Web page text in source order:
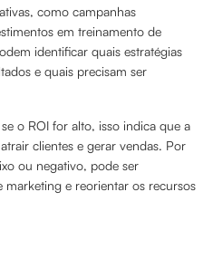
como campanhas
em treinamento de
identificar quais estratégias
e quais precisam ser
o ROI for alto, isso indica que a
clientes e gerar vendas. Por
ou negativo, pode ser
marketing e reorientar os recursos